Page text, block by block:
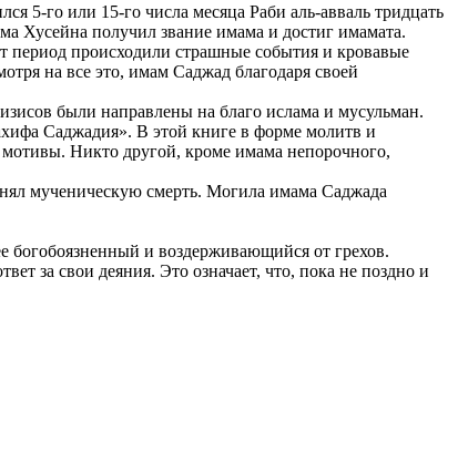
го или 15-го числа месяца Раби аль-авваль тридцать
Хусейна получил звание имама и достиг имамата.
период происходили страшные события и кровавые
на все это, имам Саджад благодаря своей
были направлены на благо ислама и мусульман.
Саджадия». В этой книге в форме молитв и
Никто другой, кроме имама непорочного,
мученическую смерть. Могила имама Саджада
богобоязненный и воздерживающийся от грехов.
за свои деяния. Это означает, что, пока не поздно и